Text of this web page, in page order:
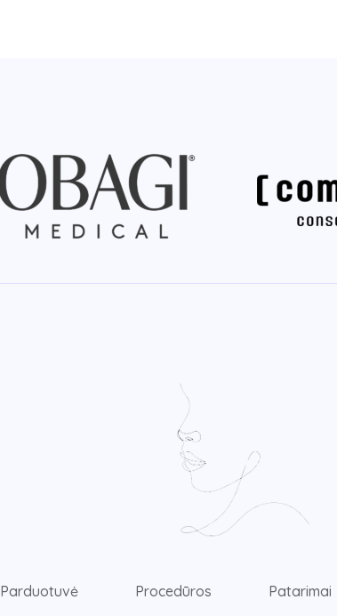
Parduotuvė Procedūros Patarimai